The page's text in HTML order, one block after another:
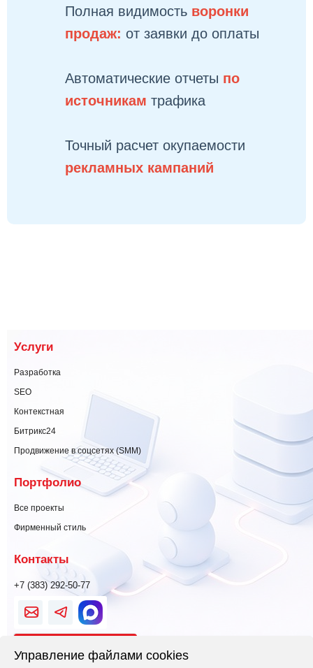
Полная видимость воронки
продаж: от заявки до оплаты
Автоматические отчеты по
источникам трафика
Точный расчет окупаемости
рекламных кампаний
Услуги
Разработка
SEO
Контекстная
Битрикс24
Продвижение в соцсетях (SMM)
Портфолио
Все проекты
Фирменный стиль
Контакты
+7 (383) 292-50-77
Свяжитесь
Управление файлами cookies